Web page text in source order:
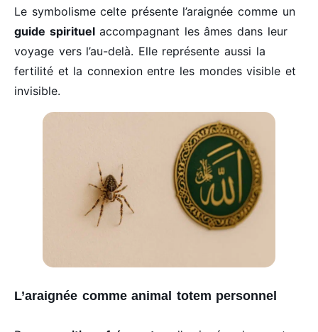
Le symbolisme celte présente l’araignée comme un
guide spirituelaccompagnant les âmes dans leur
voyage vers l’au-delà. Elle représente aussi la
fertilité et la connexion entre les mondes visible et
invisible.
L’araignée comme animal totem personnel